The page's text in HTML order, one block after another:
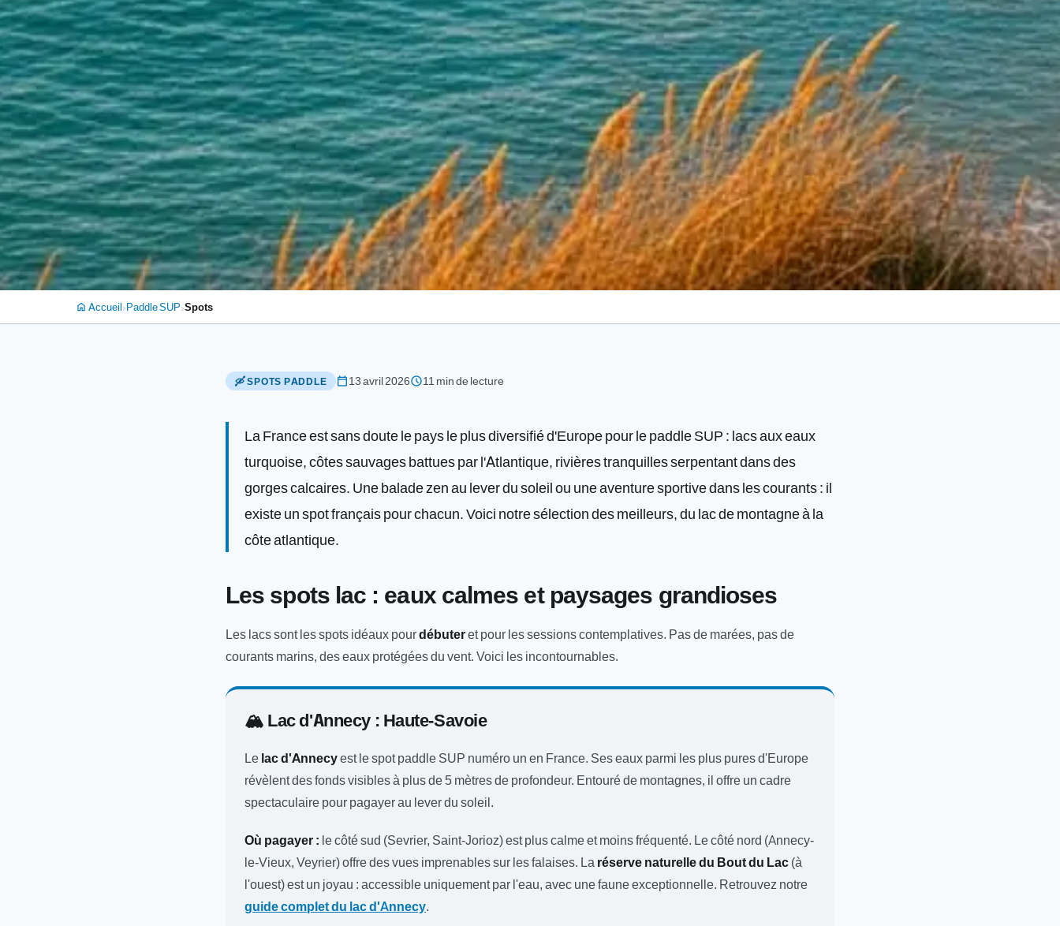
home Accueil›Paddle SUP›Spots
🛶 SPOTS PADDLE calendar_today13 avril 2026schedule11 min de lecture
La France est sans doute le pays le plus diversifié d'Europe pour le paddle SUP : lacs aux eaux
turquoise, côtes sauvages battues par l'Atlantique, rivières tranquilles serpentant dans des
gorges calcaires. Une balade zen au lever du soleil ou une aventure sportive dans les courants : il
existe un spot français pour chacun. Voici notre sélection des meilleurs, du lac de montagne à la
côte atlantique.
Les spots lac : eaux calmes et paysages grandioses
Les lacs sont les spots idéaux pourdébuteret pour les sessions contemplatives. Pas de marées, pas de
courants marins, des eaux protégées du vent. Voici les incontournables.
🏔️ Lac d'Annecy : Haute-Savoie
Lelac d'Annecyest le spot paddle SUP numéro un en France. Ses eaux parmi les plus pures d'Europe
révèlent des fonds visibles à plus de 5 mètres de profondeur. Entouré de montagnes, il offre un cadre
spectaculaire pour pagayer au lever du soleil.
Où pagayer : le côté sud (Sevrier, Saint-Jorioz) est plus calme et moins fréquenté. Le côté nord (Annecy-
le-Vieux, Veyrier) offre des vues imprenables sur les falaises. La réserve naturelle du Bout du Lac(à
l'ouest) est un joyau : accessible uniquement par l'eau, avec une faune exceptionnelle. Retrouvez notre
guide complet du lac d'Annecy.